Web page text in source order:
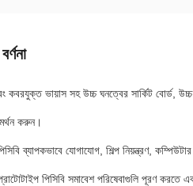
কবরযুক্ত ভায়াস সহ উচ্চ ঘনত্বের সার্কিট বোর্ড,
করুন।
ব্যাপকভাবে যোগাযোগ, শিল্প নিয়ন্ত্রণ,
পিসিবি সমাবেশ পরিষেবাগুলি পূরণ করতে